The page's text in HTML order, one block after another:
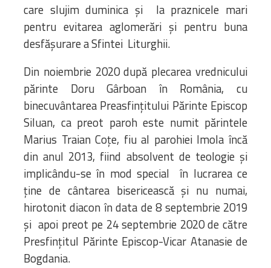
care slujim duminica și la praznicele mari
pentru evitarea aglomerări și pentru buna
desfășurare a Sfintei Liturghii.
Din noiembrie 2020 după plecarea vrednicului
părinte Doru Gârboan în România, cu
binecuvântarea Preasfințitului Părinte Episcop
Siluan, ca preot paroh este numit părintele
Marius Traian Coțe, fiu al parohiei Imola încă
din anul 2013, fiind absolvent de teologie și
implicându-se în mod special în lucrarea ce
ține de cântarea bisericească și nu numai,
hirotonit diacon în data de 8 septembrie 2019
și apoi preot pe 24 septembrie 2020 de către
Presfințitul Părinte Episcop-Vicar Atanasie de
Bogdania.